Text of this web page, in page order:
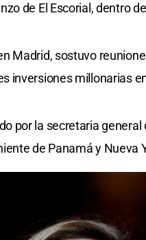
de El Escorial, dentro
Madrid, sostuvo
inversiones millonarias
por la secretaria
de Panamá y Nueva